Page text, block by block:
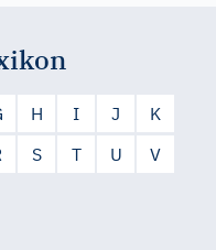
H I J
K
S T U
V